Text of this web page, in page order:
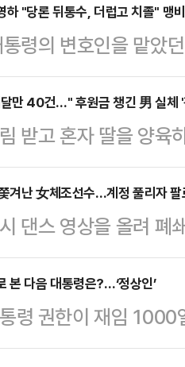
다. 국민의힘은 벌써
다.한동훈 대표는
퇴 의사를 밝힌다.
겠다"며 당대표직
혁·진종오 의원을 포
하 "당론 뒤통수, 더럽고 치졸" 맹
령의 변호인을 맡았
추안이 국회에서 가
하게 국회의원직을
이스북에 "우아한
없다. 당신들은 여기
그대들은 사선을 같
라"고 목소리를 높
애들…
만 40건…" 후원금 챙긴 男 실체
받고 혼자 딸을 양육
다.13일 사우스차이
인에서 40만 팔로워
배달원이라고 소개
가 나와 딸을 버리고
만원)을 벌어 딸에게
에 '제 딸은 어머니가
나…
겨난 女체조선수…계정 풀리자
댄스 영상을 올려 폐
복원된 지 단 하루
콩 사우스차이나모
중국 체조대표팀 자
는 우 리우팡(30)
본 다음 대통령은?…‘정상인’
령 권한이 재임
민국 국격 하락이다.